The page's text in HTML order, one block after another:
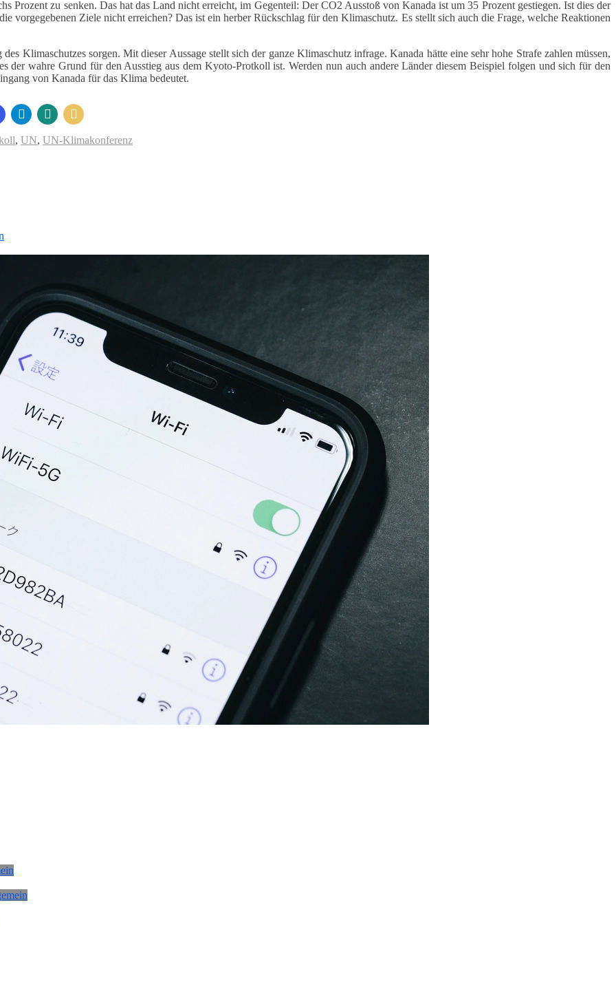
Prozent zu senken. Das hat das Land nicht erreicht, im Gegenteil: Der CO2 Ausstoß von Kanada ist um 35 Prozent gestiegen. Ist dies der
vorgegebenen Ziele nicht erreichen? Das ist ein herber Rückschlag für den Klimaschutz. Es stellt sich auch die Frage, welche Reaktionen
Klimaschutzes sorgen. Mit dieser Aussage stellt sich der ganze Klimaschutz infrage. Kanada hätte eine sehr hohe Strafe zahlen müssen,
der wahre Grund für den Ausstieg aus dem Kyoto-Protkoll ist. Werden nun auch andere Länder diesem Beispiel folgen und sich für den
von Kanada für das Klima bedeutet.
, UN, UN-Klimakonferenz